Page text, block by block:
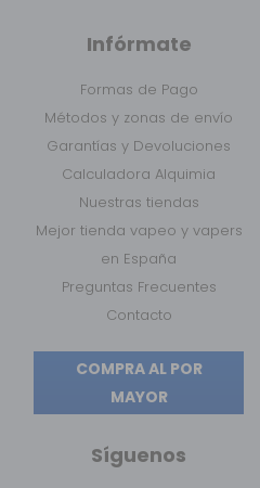
Infórmate
Formas de Pago
Métodos y zonas de envío
Garantías y Devoluciones
Calculadora Alquimia
Nuestras tiendas
Mejor tienda vapeo y vapers
en España
Preguntas Frecuentes
Contacto
COMPRA AL POR
MAYOR
Síguenos